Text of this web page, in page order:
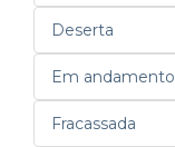
Deserta
Em andamento
Fracassada